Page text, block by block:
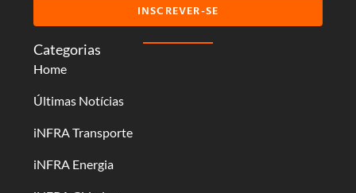
Categorias
Home
Últimas Notícias
iNFRA Transporte
iNFRA Energia
INSCREVER-SE